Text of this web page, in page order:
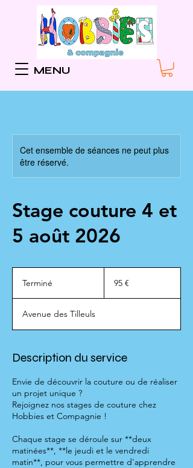
MENU
Cet ensemble de séances ne peut plus
être réservé.
Stage couture 4 et
5 août 2026
Terminé
m
i
é
95 €
Avenue des Tilleuls
Description du service
Envie de découvrir la couture ou de réaliser
un projet unique ?
Rejoignez nos stages de couture chez
Hobbies et Compagnie !
Chaque stage se déroule sur **deux
matinées**, **le jeudi et le vendredi
matin**, pour vous permettre d'apprendre